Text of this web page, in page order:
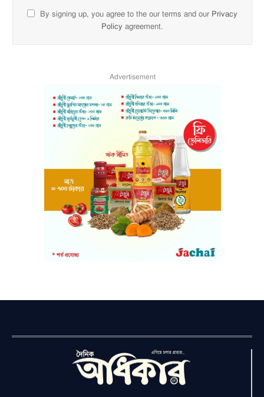
By signing up, you agree to the our terms and our Privacy
Policy agreement.
Advertisement